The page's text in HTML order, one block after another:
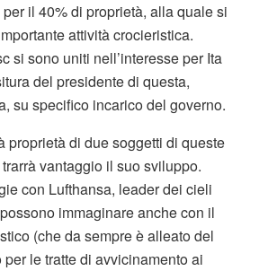
il 40% di proprietà, alla quale si
attività crocieristica.
si sono uniti nell’interesse per Ita
del presidente di questa,
su specifico incarico del governo.
proprietà di due soggetti di queste
vantaggio il suo sviluppo.
con Lufthansa, leader dei cieli
immaginare anche con il
(che da sempre è alleato del
per le tratte di avvicinamento ai